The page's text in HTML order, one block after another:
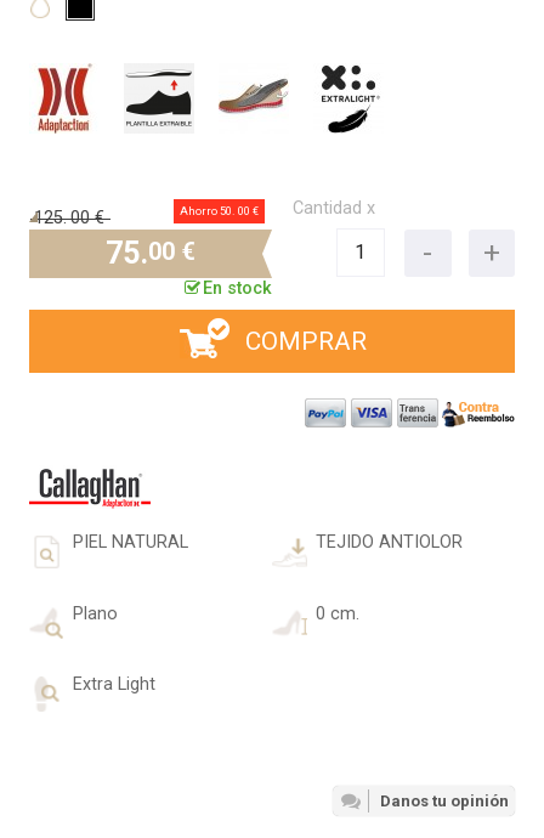
125.00 € Ahorro 50. 00 €
75.00 €
En stock
Cantidad x
COMPRAR
PIEL NATURAL TEJIDO ANTIOLOR
Plano 0 cm.
Extra Light
Danos tu opinión